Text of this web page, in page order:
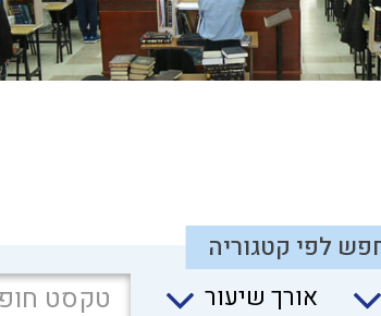
לפי קטגוריה
אורך שיעור